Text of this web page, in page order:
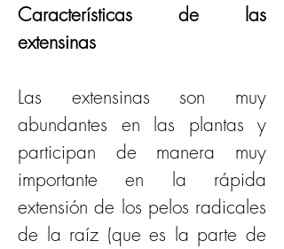
Características de las
extensinas
Las extensinas son muy
abundantes en las plantas y
participan de manera muy
importante en la rápida
extensión de los pelos radicales
de la raíz (que es la parte de